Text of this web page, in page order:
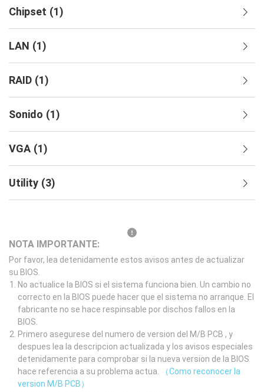
Chipset (1)
LAN (1)
RAID (1)
Sonido (1)
VGA (1)
Utility (3)
NOTA IMPORTANTE:
Por favor, lea detenidamente estos avisos antes de actualizar
su BIOS.
No actualice la BIOS si el sistema funciona bien. Un cambio no
correcto en la BIOS puede hacer que el sistema no arranque. El
fabricante no se hace respinsable por dischos fallos en la
BIOS.
Primero asegurese del numero de version del M/B PCB , y
despues lea la descripcion actualizada y los avisos especiales
detenidamente para comprobar si la nueva version de la BIOS
hace referencia a su problema actua.
（Como reconocer la
version M/B PCB）